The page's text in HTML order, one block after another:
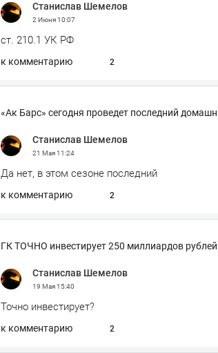
Станислав Шемелов
2 Июня10:07
ст. 210.1 УК РФ
к комментарию 2
«Ак Барс» сегодня проведет последний
Станислав Шемелов
21 Мая11:24
Да нет, в этом сезоне последний
к комментарию 2
ГК ТОЧНО инвестирует 250 миллиардов
Станислав Шемелов
19 Мая15:40
Точно инвестирует?
к комментарию 2